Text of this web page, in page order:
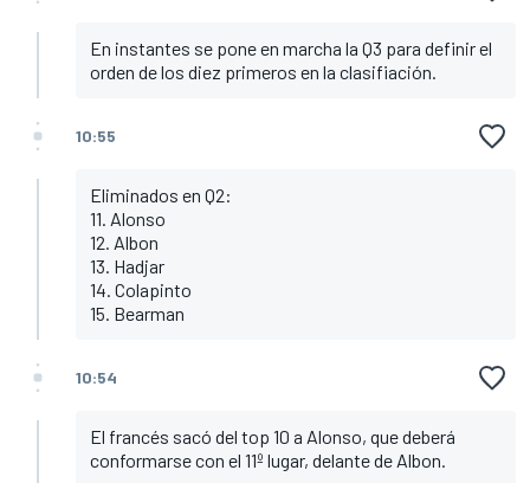
En instantes se pone en marcha la Q3 para definir el
orden de los diez primeros en la clasifiación.
10:55
Eliminados en Q2:
11. Alonso
12. Albon
13. Hadjar
14. Colapinto
15. Bearman
10:54
El francés sacó del top 10 a Alonso, que deberá
conformarse con el 11º lugar, delante de Albon.